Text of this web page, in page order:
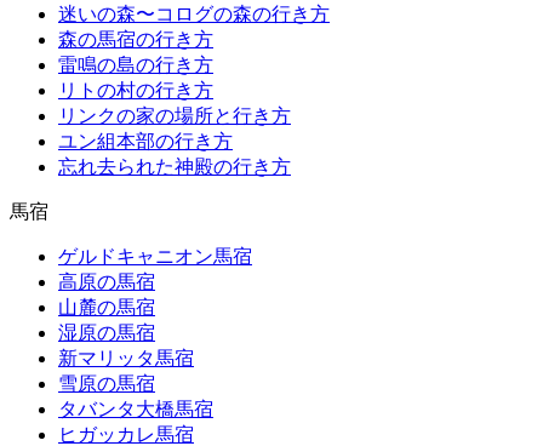
迷いの森〜コログの森の行き方
森の馬宿の行き方
雷鳴の島の行き方
リトの村の行き方
リンクの家の場所と行き方
ユン組本部の行き方
忘れ去られた神殿の行き方
馬宿
ゲルドキャニオン馬宿
高原の馬宿
山麓の馬宿
湿原の馬宿
新マリッタ馬宿
雪原の馬宿
タバンタ大橋馬宿
ヒガッカレ馬宿